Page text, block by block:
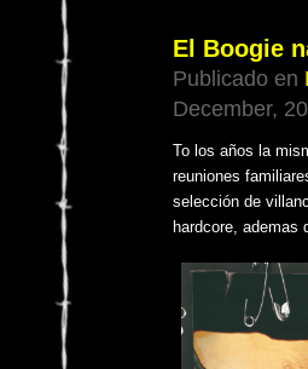
El Boogie
Publicado en
December,
To los años la
reuniones
selección de
hardcore, ademas